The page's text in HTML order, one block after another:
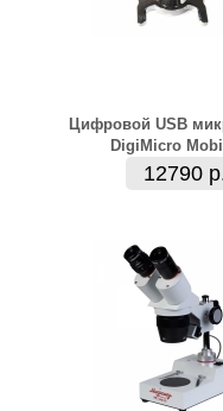
Цифровой USB
DigiMicro
12790